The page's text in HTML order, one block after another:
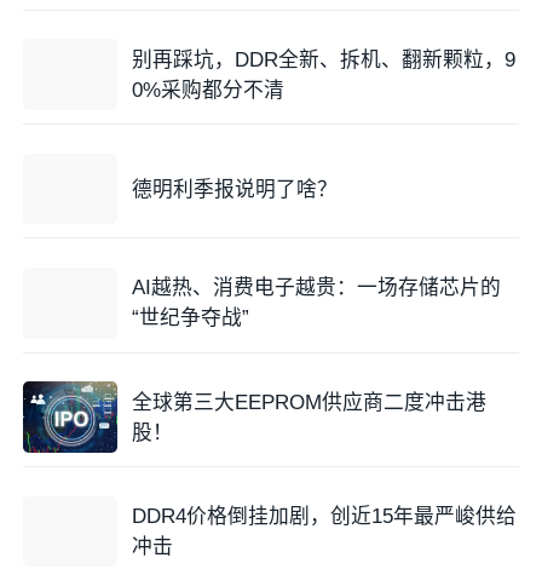
别再踩坑，DDR全新、拆机、翻新颗粒，9
0%采购都分不清
德明利季报说明了啥？
AI越热、消费电子越贵：一场存储芯片的
“世纪争夺战”
全球第三大EEPROM供应商二度冲击港
股！
DDR4价格倒挂加剧，创近15年最严峻供给
冲击